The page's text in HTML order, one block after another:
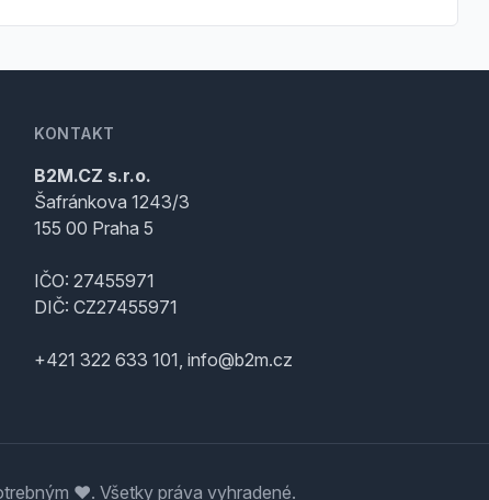
KONTAKT
B2M.CZ s.r.o.
Šafránkova 1243/3
155 00 Praha 5
IČO: 27455971
DIČ: CZ27455971
+421 322 633 101, info@b2m.cz
♥️. Všetky práva vyhradené.